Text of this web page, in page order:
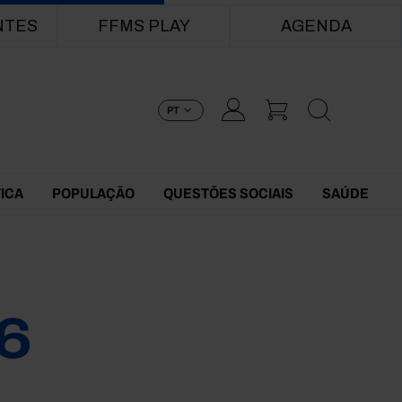
FFMS PLAY AGENDA
PT
POPULAÇÃO QUESTÕES SOCIAIS SAÚDE